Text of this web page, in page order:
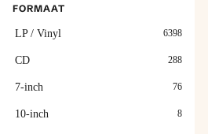
FORMAAT
LP / Vinyl 6398
CD 288
7-inch 76
10-inch 8